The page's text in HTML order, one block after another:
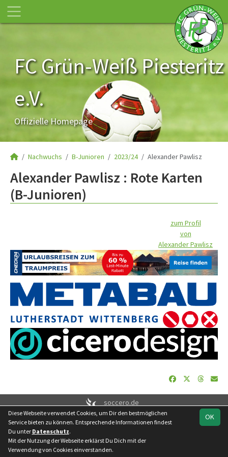
FC Grün-Weiß Piesteritz
e.V.
Offizielle Homepage
Nachwuchs B-Junioren 2023/24 Alexander Pawlisz
Alexander Pawlisz : Rote Karten
(B-Junioren)
zum Profil
von
Alexander Pawlisz
soccero.de
© 2006 - 2026
Besucherstatistik Geburtstage Impressum
Datenschutz
Kontakt
OK
Diese Webseite verwendet Cookies, um Dir den bestmöglichen
Service bieten zu können. Entsprechende Informationen findest
Du unter Datenschutz.
Mit der Nutzung der Webseite erklärst Du Dich mit der
Verwendung von Cookies einverstanden.